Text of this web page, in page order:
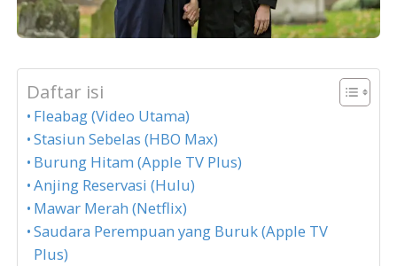
Daftar isi
Fleabag (Video Utama)
Stasiun Sebelas (HBO Max)
Burung Hitam (Apple TV Plus)
Anjing Reservasi (Hulu)
Mawar Merah (Netflix)
Saudara Perempuan yang Buruk (Apple TV
Plus)